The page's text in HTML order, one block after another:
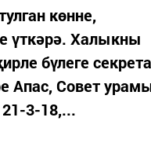
көнне,
үткәрә. Халыкны
бүлеге
Апас, Совет
3-18,...